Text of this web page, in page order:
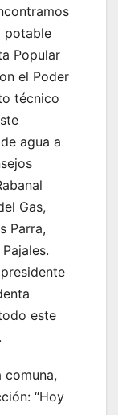
potable
Popular
el Poder
técnico
agua a
Gas,
Parra,
este
comuna,
“Hoy